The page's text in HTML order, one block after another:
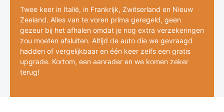
Twee keer in Italië, in Frankrijk, Zwitserland en Nieuw
Zeeland. Alles van te voren prima geregeld, geen
gezeur bij het afhalen omdat je nog extra verzekeringen
zou moeten afsluiten. Altijd de auto die we gevraagd
hadden of vergelijkbaar en één keer zelfs een gratis
upgrade. Kortom, een aanrader en we komen zeker
terug!